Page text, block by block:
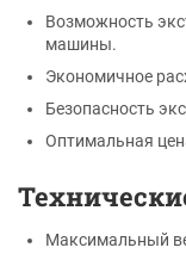
Возможность
машины.
Экономичное
Безопасность
Оптимальная
Максимальный